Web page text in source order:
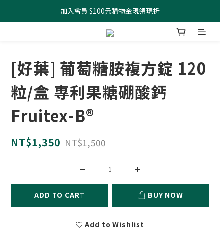
全館滿499元起 宅配免運
加入會員 $100元購物金現領現折
全館滿499元起 宅配免運
[好葉] 葡萄糖胺複方錠 120
粒/盒 專利果糖硼酸鈣
Fruitex-B®
NT$1,350 NT$1,500
ADD TO CART BUY NOW
Add to Wishlist